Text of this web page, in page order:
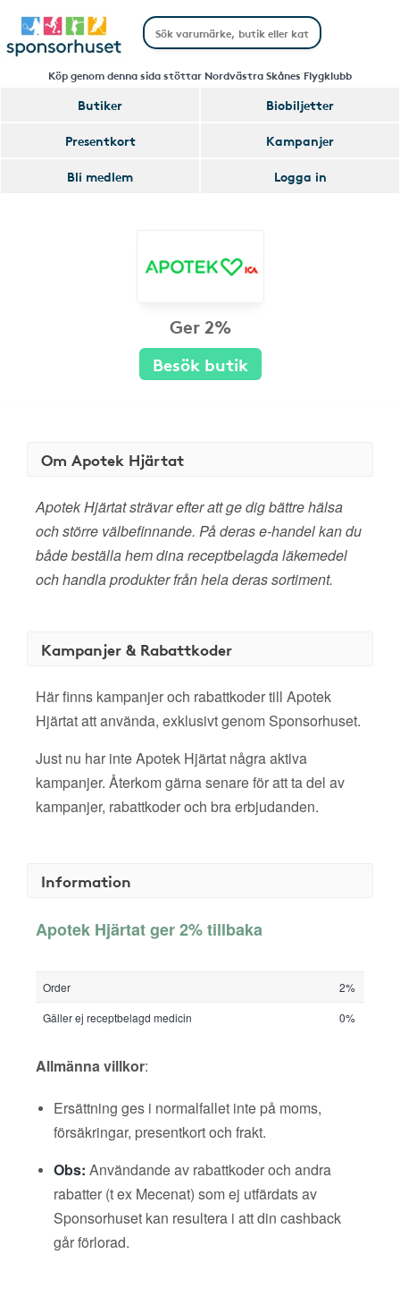
Köp genom denna sida stöttar Nordvästra Skånes Flygklubb
Butiker
Biobiljetter
Presentkort
Kampanjer
Bli medlem
Logga in
Ger 2%
Besök butik
Om Apotek Hjärtat
Apotek Hjärtat strävar efter att ge dig bättre hälsa
och större välbefinnande. På deras e-handel kan du
både beställa hem dina receptbelagda läkemedel
och handla produkter från hela deras sortiment.
Kampanjer & Rabattkoder
Här finns kampanjer och rabattkoder till Apotek
Hjärtat att använda, exklusivt genom Sponsorhuset.
Just nu har inte Apotek Hjärtat några aktiva
kampanjer. Återkom gärna senare för att ta del av
kampanjer, rabattkoder och bra erbjudanden.
Information
Apotek Hjärtat ger 2% tillbaka
Order
2%
Gäller ej receptbelagd medicin
0%
Allmänna villkor:
Ersättning ges i normalfallet inte på moms,
försäkringar, presentkort och frakt.
Obs: Användande av rabattkoder och andra
rabatter (t ex Mecenat) som ej utfärdats av
Sponsorhuset kan resultera i att din cashback
går förlorad.